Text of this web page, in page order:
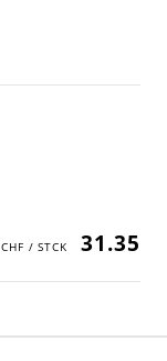
31.35